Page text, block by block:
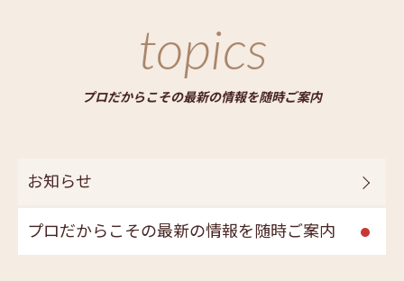
topics
プロだからこその最新の情報を随時ご案内
お知らせ
プロだからこその最新の情報を随時ご案内